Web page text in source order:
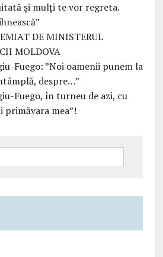
şi mulţi te vor regreta.
DE MINISTERUL
MOLDOVA
Fuego: ”Noi oamenii punem la
despre…”
Fuego, în turneu de azi, cu
primăvara mea”!